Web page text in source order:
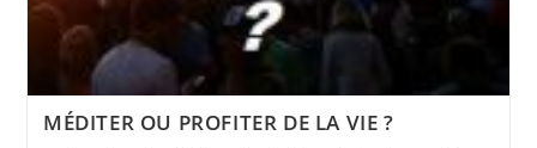
MÉDITER OU PROFITER DE LA VIE ?